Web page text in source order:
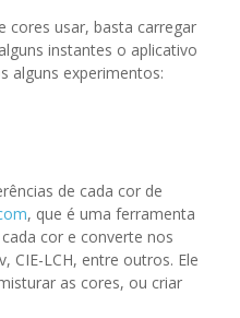
cores usar, basta carregar
instantes o aplicativo
alguns experimentos:
de cada cor de
, que é uma ferramenta
cor e converte nos
CIE-LCH, entre outros. Ele
as cores, ou criar